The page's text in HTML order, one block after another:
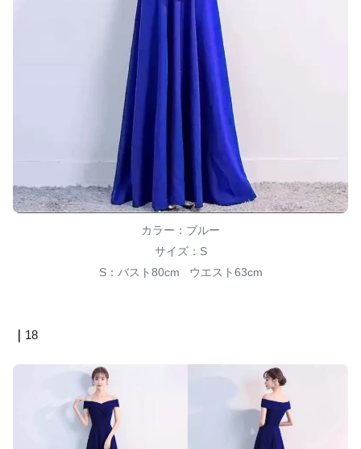
カラー：ブルー
サイズ：S
S：バスト80cm ウエスト63cm
｜ 18